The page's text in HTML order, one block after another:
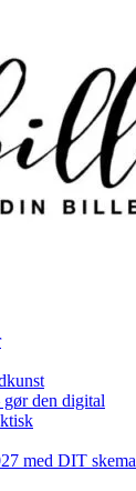
den digital
med DIT skema